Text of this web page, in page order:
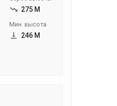
275 М
Мин. высота
246 М